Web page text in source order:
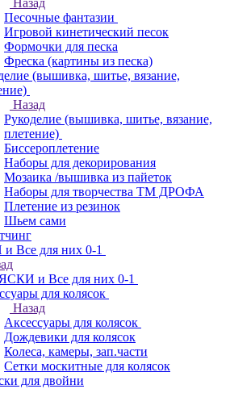
Назад
Песочные фантазии
Игровой кинетический песок
Формочки для песка
Фреска (картины из песка)
(вышивка, шитье, вязание,
Назад
Рукоделие (вышивка, шитье, вязание,
плетение)
Биссероплетение
Наборы для декорирования
Мозаика /вышивка из пайеток
Наборы для творчества ТМ ДРОФА
Плетение из резинок
Шьем сами
Все для них 0-1
и Все для них 0-1
для колясок
Назад
Аксессуары для колясок
Дождевики для колясок
Колеса, камеры, зап.части
Сетки москитные для колясок
для двойни